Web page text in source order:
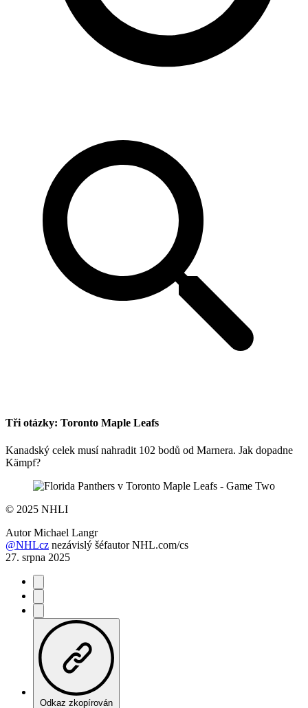
Tři otázky: Toronto Maple Leafs
Kanadský celek musí nahradit 102 bodů od Marnera. Jak dopadne
Kämpf?
© 2025 NHLI
Autor Michael Langr
@NHLcz nezávislý šéfautor NHL.com/cs
27. srpna 2025
Odkaz zkopírován